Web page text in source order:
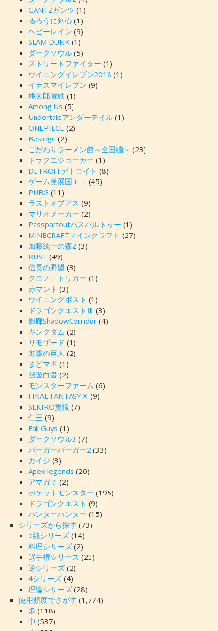
GANTZガンツ (1)
るろうに剣心(1)
ヘビーレイン (9)
SLAM DUNK(1)
ダークソウル(5)
ストリートファイター (1)
ウイニングイレブン2018 (1)
イナズマイレブン (9)
桃太郎電鉄 (1)
Among Us (5)
Undertaleアンダーテイル(1)
ONEPIECE (2)
Besiege (2)
こだわりラーメン館～全国編～ (23)
ドラクエジョーカー (1)
DETROITデトロイト (8)
ゲーム発展国＋＋ (45)
PUBG (11)
ラストオブアス (9)
マリオメーカー (2)
Passpartoutパスパルトゥー (1)
MINECRAFTマインクラフト (27)
加藤純一の森2 (3)
RUST (49)
信長の野望 (3)
クロノ・トリガー (1)
赤マント (3)
ウイニングポスト (1)
ドラゴンクエストⅢ (3)
影廊ShadowCorridor(4)
キングダム (2)
リモザード (1)
進撃の巨人 (2)
まどマギ(1)
幽遊白書(2)
モンスターファーム (6)
FINAL FANTASYⅩ (9)
SEKIRO隻狼 (7)
仁王 (9)
Fall Guys (1)
ダークソウル3 (7)
バーガーバーガー2 (33)
カイジ (3)
Apex legends (20)
アマガミ (2)
ポケットモンスター (195)
ドラゴンクエスト (9)
ハンターハンター (15)
シリーズから探す (73)
○純シリーズ(14)
料理シリーズ(2)
選手権シリーズ(23)
逆シリーズ(2)
4シリーズ(4)
理論シリーズ(28)
使用頻度でさがす (1,774)
多 (118)
中 (537)